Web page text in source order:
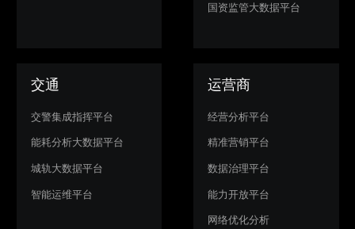
国资监管大数据平台
交通
交警集成指挥平台
能耗分析大数据平台
城轨大数据平台
智能运维平台
运营商
经营分析平台
精准营销平台
数据治理平台
能力开放平台
网络优化分析